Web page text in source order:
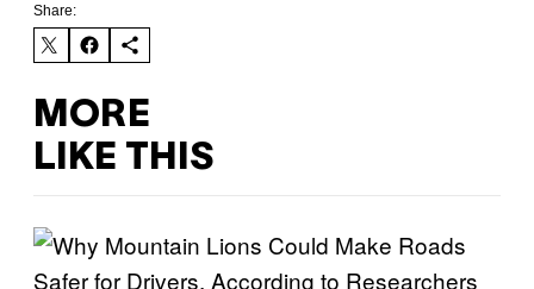
Share:
MORE
LIKE THIS